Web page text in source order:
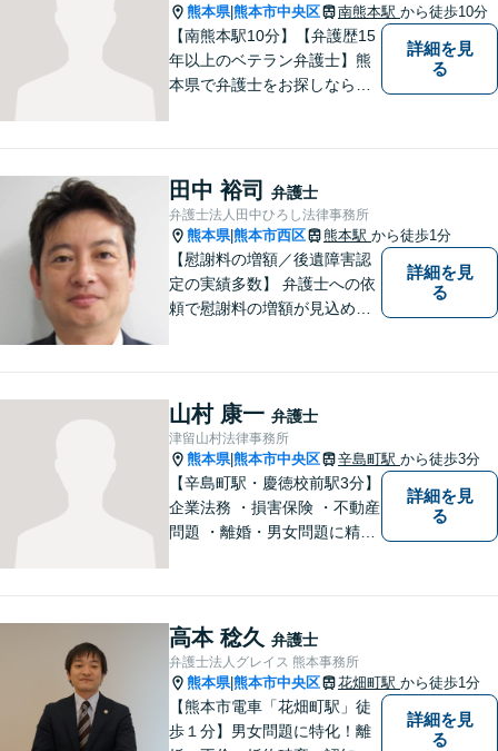
熊本県|熊本市中央区 南熊本駅 から徒歩10分
【南熊本駅10分】【弁護歴15
年以上のベテラン弁護士】熊
本県で弁護士をお探しなら、
ています。皆様にとって一番
のパートナーとなれるよう、
精一杯取り組ませていただき
ます。
詳細を見
る
田中 裕司 弁護士
弁護士法人田中ひろし法律事務所
熊本県|熊本市西区 熊本駅 から徒歩1分
【慰謝料の増額／後遺障害認
定の実績多数】 弁護士への依
頼で慰謝料の増額が見込めま
ノウハウ多数】相続手続きか
ら遺言書までトータルサポー
ト【JR熊本駅から徒歩1分】
詳細を見
る
山村 康一 弁護士
津留山村法律事務所
熊本県|熊本市中央区 辛島町駅 から徒歩3分
【辛島町駅・慶徳校前駅3分】
企業法務 ・損害保険 ・不動産
問題 ・離婚・男女問題に精通
詳細を見
る
高本 稔久 弁護士
弁護士法人グレイス 熊本事務所
熊本県|熊本市中央区 花畑町駅 から徒歩1分
【熊本市電車「花畑町駅」徒
歩１分】男女問題に特化！離
詳細を見
る